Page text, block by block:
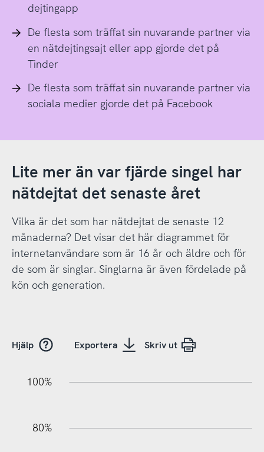
dejtingapp
De flesta som träffat sin nuvarande partner via
en nätdejtingsajt eller app gjorde det på
Tinder
De flesta som träffat sin nuvarande partner via
sociala medier gjorde det på Facebook
Lite mer än var fjärde singel har
nätdejtat det senaste året
Vilka är det som har nätdejtat de senaste 12
månaderna? Det visar det här diagrammet för
internetanvändare som är 16 år och äldre och för
de som är singlar. Singlarna är även fördelade på
kön och generation.
Hjälp Exportera Skriv ut
100%
80%